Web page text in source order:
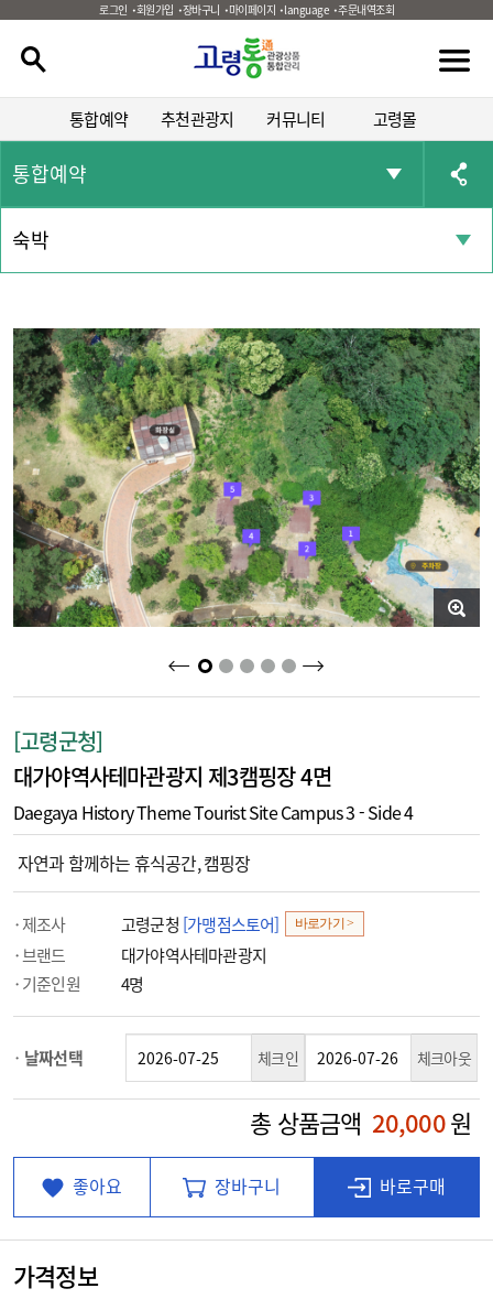
로그인 회원가입 장바구니 마이페이지 language 주문내역조회
통합예약 추천관광지 커뮤니티 고령몰
통합예약
숙박
2 3 4 5
[고령군청]
대가야역사테마관광지 제3캠핑장 4면
Daegaya History Theme Tourist Site Campus 3 - Side 4
자연과 함께하는 휴식공간, 캠핑장
제조사 고령군청 [가맹점스토어] 바로가기 >
브랜드
대가야역사테마관광지
기준인원
4명
날짜선택 체크인 체크아웃
총 상품금액 20,000원
좋아요 장바구니 바로구매
가격정보